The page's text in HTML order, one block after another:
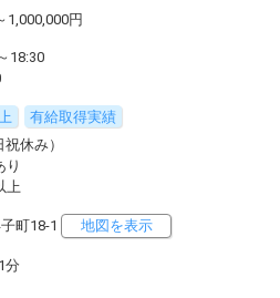
1,000,000円
18:30
有給取得実績
休み）
り
上
町18-1 地図を表示
分